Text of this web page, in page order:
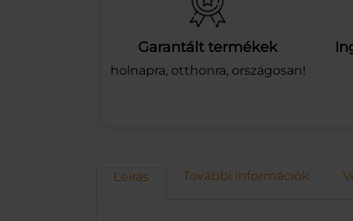
Garantált termékek
holnapra, otthonra, országosan!
Leírás További információk